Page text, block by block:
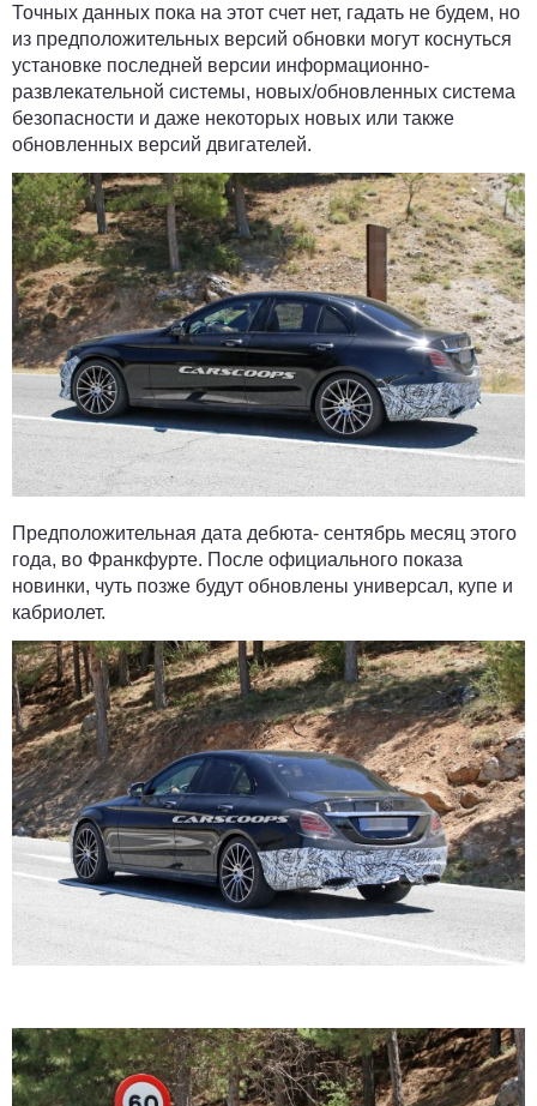
Точных данных пока на этот счет нет, гадать не будем, но
из предположительных версий обновки могут коснуться
установке последней версии информационно-
развлекательной системы, новых/обновленных система
безопасности и даже некоторых новых или также
обновленных версий двигателей.
Предположительная дата дебюта- сентябрь месяц этого
года, во Франкфурте. После официального показа
новинки, чуть позже будут обновлены универсал, купе и
кабриолет.